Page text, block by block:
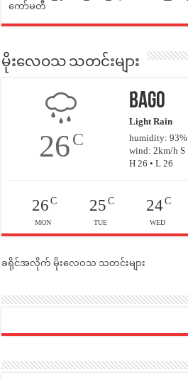
ကော်မတီ
မိုးလေဝသ သတင်းများ
26C
Bago
Light Rain
humidity: 93%
wind: 2km/h S
H 26 • L 26
26C
MON
25C
TUE
24C
WED
ခရိုင်အလိုက် မိုးလေဝသ သတင်းများ